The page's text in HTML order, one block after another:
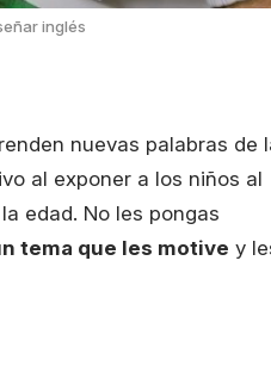
inglés
nuevas palabras de
al exponer a los niños al
edad. No les pongas
tema que les motive y